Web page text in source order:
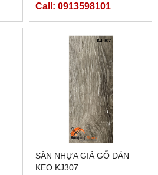
Call: 0913598101
SÀN NHỰA GIẢ GỖ DÁN
KEO KJ307